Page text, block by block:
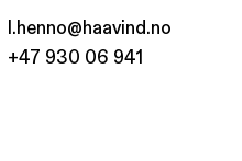
l.henno@haavind.no
+47 930 06 941